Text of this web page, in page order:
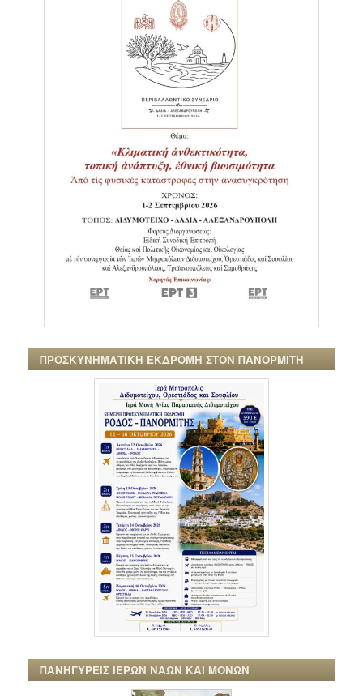
ΠΡΟΣΚΥΝΗΜΑΤΙΚΗ ΕΚΔΡΟΜΗ ΣΤΟΝ ΠΑΝΟΡΜΙΤΗ
ΠΑΝΗΓΥΡΕΙΣ ΙΕΡΩΝ ΝΑΩΝ ΚΑΙ ΜΟΝΩΝ